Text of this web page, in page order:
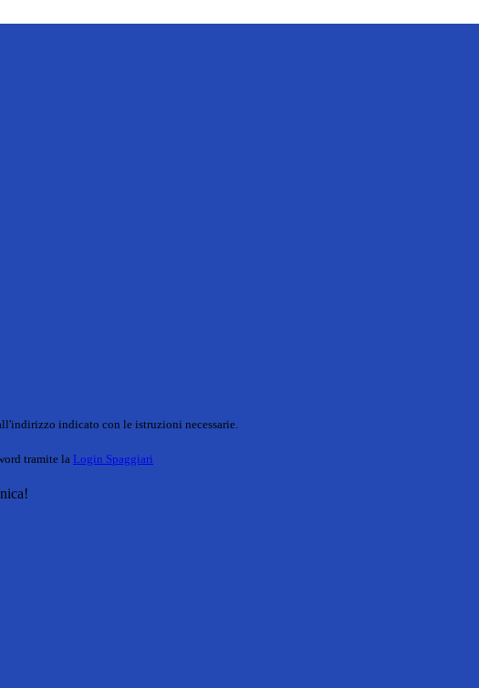
indicato con le istruzioni necessarie.
tramite la Login Spaggiari